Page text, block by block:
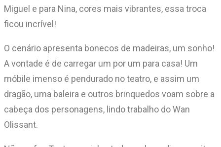
Miguel e para Nina, cores mais vibrantes, essa troca
ficou incrível!
O cenário apresenta bonecos de madeiras, um sonho!
A vontade é de carregar um por um para casa! Um
móbile imenso é pendurado no teatro, e assim um
dragão, uma baleira e outros brinquedos voam sobre a
cabeça dos personagens, lindo trabalho do Wan
Olissant.